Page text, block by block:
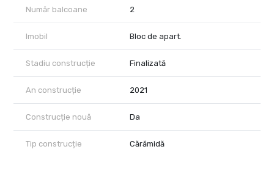
Număr balcoane 2
Imobil Bloc de apart.
Stadiu construcție Finalizată
An construcție 2021
Construcție nouă Da
Tip construcție Cărămidă